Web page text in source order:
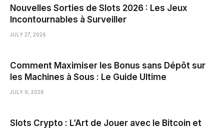
Nouvelles Sorties de Slots 2026 : Les Jeux
Incontournables à Surveiller
JULY 27, 2026
Comment Maximiser les Bonus sans Dépôt sur
les Machines à Sous : Le Guide Ultime
JULY 9, 2026
Slots Crypto : L’Art de Jouer avec le Bitcoin et